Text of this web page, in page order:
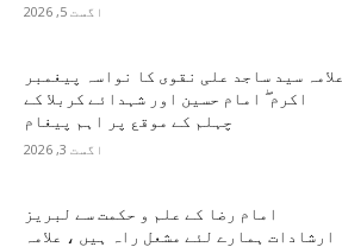
اگست 5, 2026
علامہ سید ساجد علی نقوی کا نواسہ پیغمبر
اکرم ۖ امام حسین اور شہدائے کربلا کے
چہلم کے موقع پر اہم پیغام
اگست 3, 2026
امام رضا کے علم و حکمت سے لبریز
ارشادات ہمارے لئے مشعل راہ ہیں ، علامہ